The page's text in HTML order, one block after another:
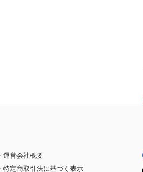
運営会社概要
特定商取引法に基づく表示